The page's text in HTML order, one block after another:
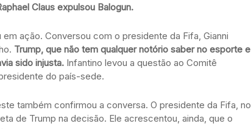
Claus expulsou Balogun.
ação. Conversou com o presidente da Fifa, Gianni
Trump, que não tem qualquer notório saber no esporte e
sido injusta. Infantino levou a questão ao Comitê
do país-sede.
também confirmou a conversa. O presidente da Fifa, no
de Trump na decisão. Ele acrescentou, ainda, que o